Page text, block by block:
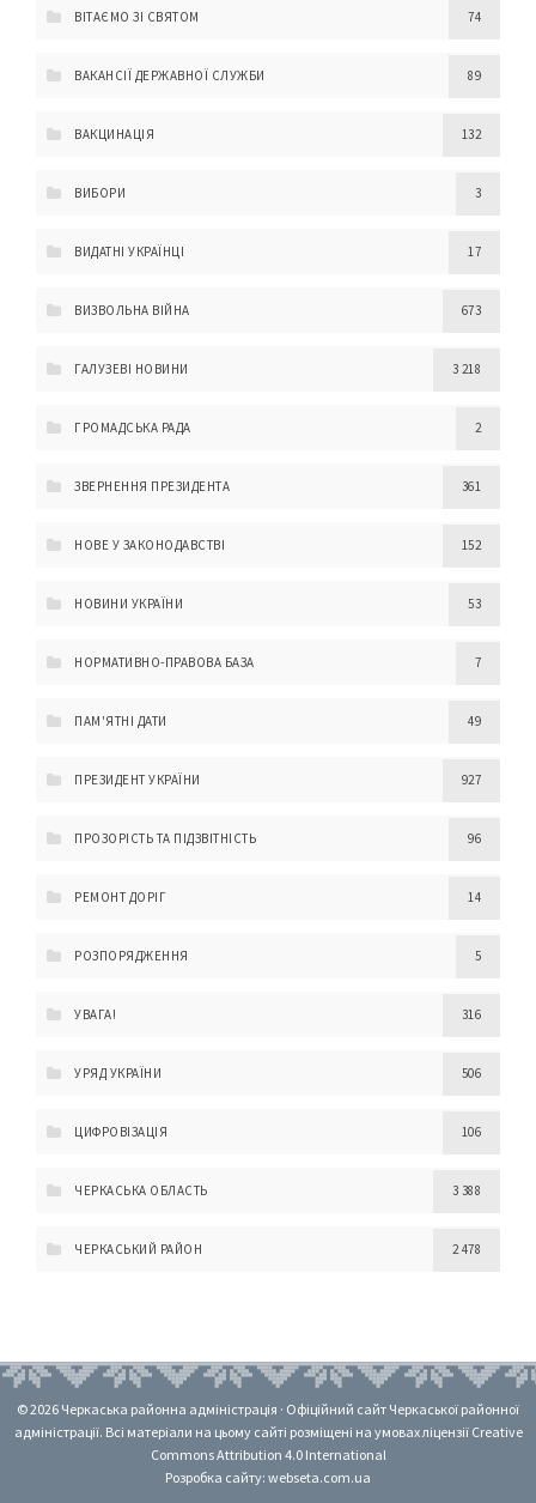
ВІТАЄМО ЗІ СВЯТОМ 74
ВАКАНСІЇ ДЕРЖАВНОЇ СЛУЖБИ 89
ВАКЦИНАЦІЯ 132
ВИБОРИ 3
ВИДАТНІ УКРАЇНЦІ 17
ВИЗВОЛЬНА ВІЙНА 673
ГАЛУЗЕВІ НОВИНИ 3 218
ГРОМАДСЬКА РАДА 2
ЗВЕРНЕННЯ ПРЕЗИДЕНТА 361
НОВЕ У ЗАКОНОДАВСТВІ 152
НОВИНИ УКРАЇНИ 53
НОРМАТИВНО-ПРАВОВА БАЗА 7
ПАМ'ЯТНІ ДАТИ 49
ПРЕЗИДЕНТ УКРАЇНИ 927
ПРОЗОРІСТЬ ТА ПІДЗВІТНІСТЬ 96
РЕМОНТ ДОРІГ 14
РОЗПОРЯДЖЕННЯ 5
УВАГА! 316
УРЯД УКРАЇНИ 506
ЦИФРОВІЗАЦІЯ 106
ЧЕРКАСЬКА ОБЛАСТЬ 3 388
ЧЕРКАСЬКИЙ РАЙОН 2 478
© 2026 Черкаська районна адміністрація · Офіційний сайт Черкаської районної
адміністрації. Всі матеріали на цьому сайті розміщені на умовах ліцензії Creative
Commons Attribution 4.0 International
Розробка сайту: webseta.com.ua